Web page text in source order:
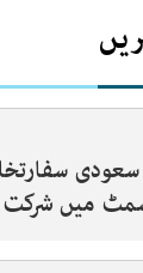
سعودی
میں شرکت